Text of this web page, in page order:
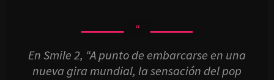
En Smile 2, “A punto de embarcarse en una
nueva gira mundial, la sensación del pop